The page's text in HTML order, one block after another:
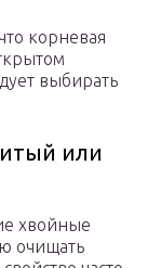
корневая
выбирать
или
хвойные
очищать